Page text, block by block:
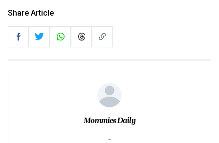
Share Article
Mommies Daily
-